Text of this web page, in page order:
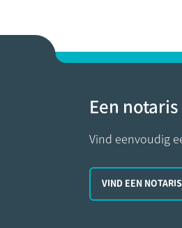
Een
Vind eenvoudig
VIND EEN NOTARIS